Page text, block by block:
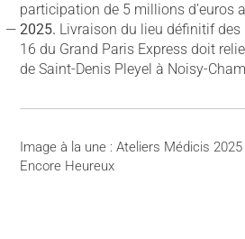
participation de 5 millions d’euros
2025. Livraison du lieu définitif des
16 du Grand Paris Express doit
de Saint-Denis Pleyel à Noisy-
Image à la une : Ateliers Médicis
Encore Heureux